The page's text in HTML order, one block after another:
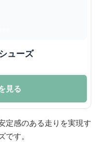
ューズ
見る
定感のある走りを実現す
す。